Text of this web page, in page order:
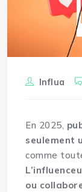
Influa
En 2025,
seulement
comme
ou